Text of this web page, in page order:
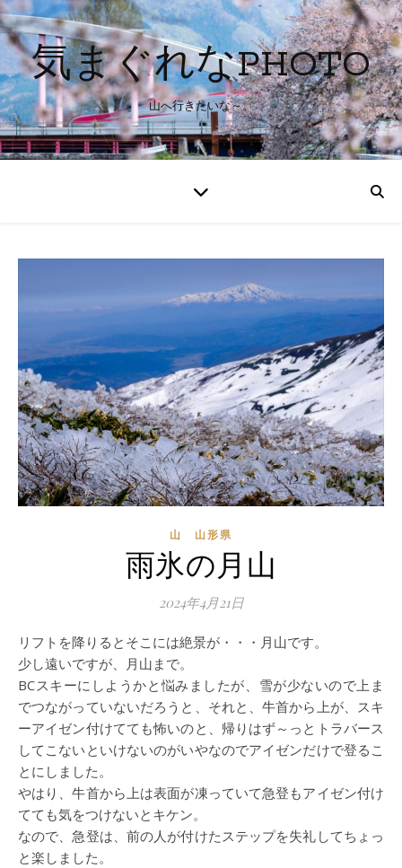
気まぐれなPHOTO
山へ行きたいな～。
山 山形県
雨氷の月山
2024年4月21日
リフトを降りるとそこには絶景が・・・月山です。
少し遠いですが、月山まで。
BCスキーにしようかと悩みましたが、雪が少ないので上ま
でつながっていないだろうと、それと、牛首から上が、スキ
ーアイゼン付けてても怖いのと、帰りはず～っとトラバース
してこないといけないのがいやなのでアイゼンだけで登るこ
とにしました。
やはり、牛首から上は表面が凍っていて急登もアイゼン付け
てても気をつけないとキケン。
なので、急登は、前の人が付けたステップを失礼してちょっ
と楽しました。